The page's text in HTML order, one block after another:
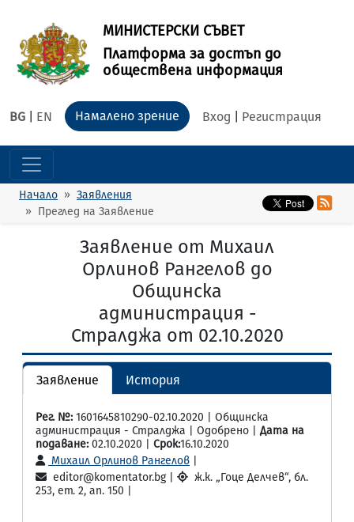
МИНИСТЕРСКИ СЪВЕТ
Платформа за достъп до
обществена информация
BG EN Вход Регистрация
Намалено зрение
Начало
Заявления
Преглед на Заявление
Заявление от Михаил
Орлинов Рангелов до
Общинска
администрация -
Стралджа от 02.10.2020
Заявление История
Рег. №: 1601645810290-02.10.2020 | Общинска
администрация - Стралджа | Одобрено | Дата на
подаване: 02.10.2020 | Срок:16.10.2020
Михаил Орлинов Рангелов
editor@komentator.bg |
ж.к. „Гоце Делчев“, бл.
253, ет. 2, ап. 150 |